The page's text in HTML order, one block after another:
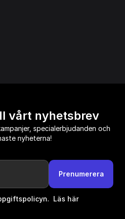
vårt nyhetsbrev
specialerbjudanden och
nyheterna!
Prenumerera
Läs här